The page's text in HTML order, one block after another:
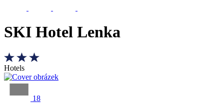
SKI Hotel Lenka
Hotels
18